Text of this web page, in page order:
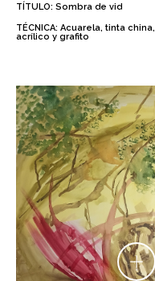
TÍTULO: Sombra de vid
TÉCNICA: Acuarela, tinta china,
acrílico y grafito